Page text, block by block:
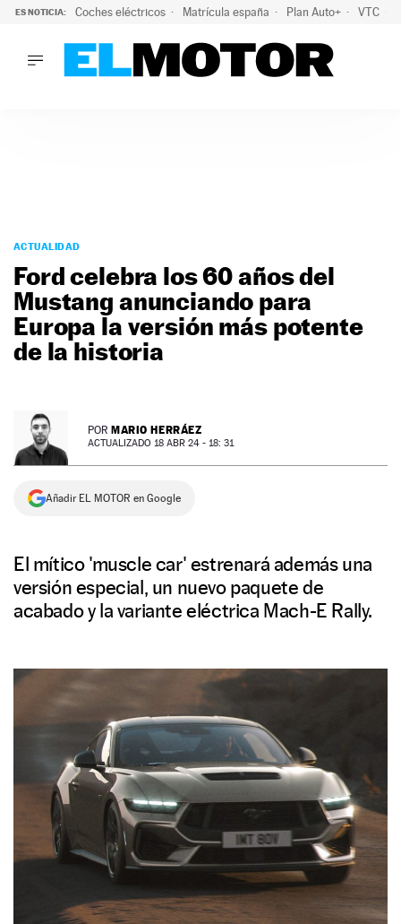
ES NOTICIA: Coches eléctricos Matrícula españa Plan Auto+ VTC
PODCAST
MOTOS
TECNOLOGÍA
SUPERCOCHES
MOTORTV
NEWSLETTER
ACTUALIDAD
Ford celebra los 60 años del
Mustang anunciando para
Europa la versión más potente
de la historia
POR MARIO HERRÁEZ
ACTUALIZADO 18 ABR 24 - 18: 31
Añadir EL MOTOR en Google
El mítico 'muscle car' estrenará además una
versión especial, un nuevo paquete de
acabado y la variante eléctrica Mach-E Rally.